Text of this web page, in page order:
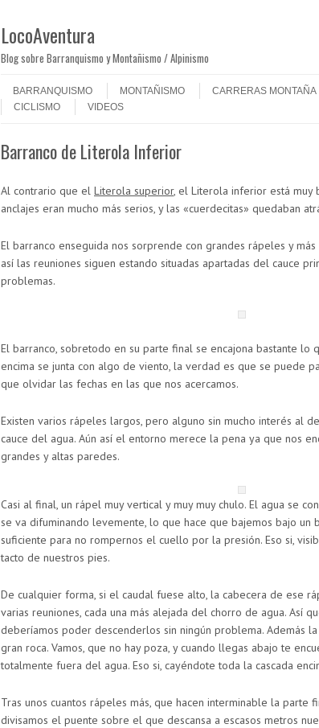
LocoAventura
Blog sobre Barranquismo y Montañismo / Alpinismo
Menú
BARRANQUISMO
MONTAÑISMO CARRERAS MONTAÑA
CICLISMO
VIDEOS
Barranco de Literola Inferior
Al contrario que el Literola superior, el Literola inferior está muy
anclajes eran mucho más serios, y las «cuerdecitas» quedaban
El barranco enseguida nos sorprende con grandes rápeles y
así las reuniones siguen estando situadas apartadas del cauce
problemas.
El barranco, sobretodo en su parte final se encajona bastante lo
encima se junta con algo de viento, la verdad es que se puede
que olvidar las fechas en las que nos acercamos.
Existen varios rápeles largos, pero alguno sin mucho interés al
cauce del agua. Aún así el entorno merece la pena ya que nos
grandes y altas paredes.
Casi al final, un rápel muy vertical y muy muy chulo. El agua se
se va difuminando levemente, lo que hace que bajemos bajo un
suficiente para no rompernos el cuello por la presión. Eso si,
tacto de nuestros pies.
De cualquier forma, si el caudal fuese alto, la cabecera de ese
varias reuniones, cada una más alejada del chorro de agua. Así
deberíamos poder descenderlos sin ningún problema. Además
gran roca. Vamos, que no hay poza, y cuando llegas abajo te
totalmente fuera del agua. Eso si, cayéndote toda la cascada
Tras unos cuantos rápeles más, que hacen interminable la parte
divisamos el puente sobre el que descansa a escasos metros